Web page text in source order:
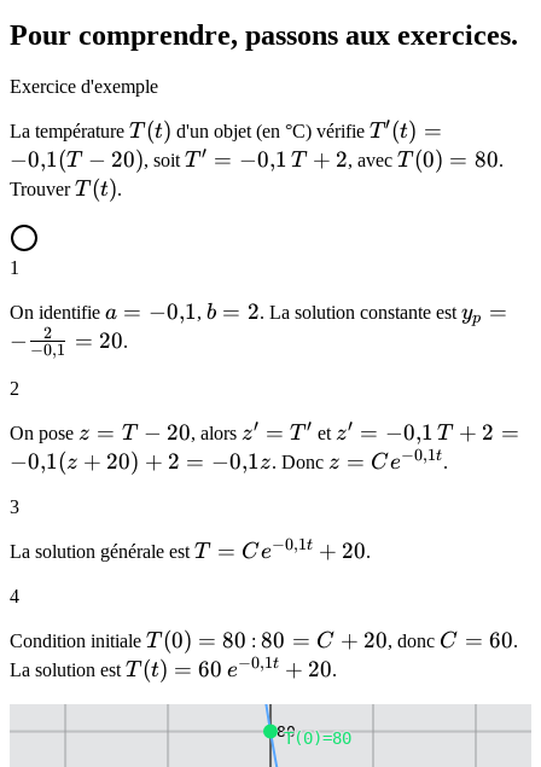
ax_0}
Pour comprendre, passons aux exercices.
Exercice d'exemple
La température T(t)
T (t) d'un objet (en °C) vérifie T'(t) =
-0{,}1(T
T ′(t) =
−0,1(T − 20), soitT' =
T′ = −0,1 T + 2, avecT(0)
T(0) = 80.
TrouverT(t)
T (t).
1
On identifie a =
-0{,}1
a = −0,1, b
b = 2. La solution constante est y_p = -
yp
=
− −0,1
2 = 20.
2
On pose z
=
20
z = T − 20, alors z'
=
z′ = T′ et z' =
-0{,}1\,T
+ 20) +
z′ = −0,1 T + 2 =
−0,1(z + 20) + 2 = −0,1z. Donc z =
z = Ce−0,1t.
3
La solution générale est T =
T = Ce−0,1t + 20.
4
Condition initiale T(0)
=
T (0) = 80 :80
=
+
20
80 = C + 20, donc C
C = 60.
La solution est T(t) =
+ 20
T (t) = 60 e−0,1t + 20.
80
90
T(0)=80